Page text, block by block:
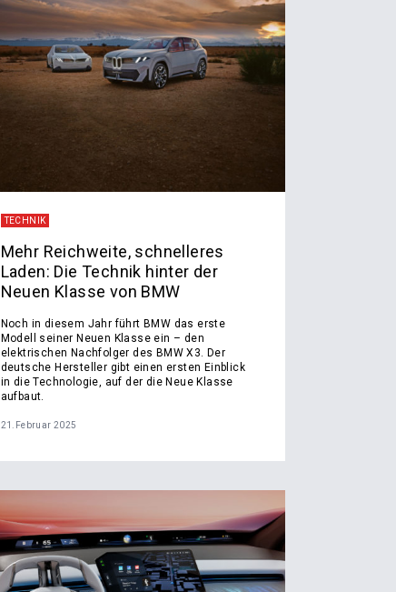
TECHNIK
Mehr Reichweite, schnelleres
Laden: Die Technik hinter der
Neuen Klasse von BMW
Noch in diesem Jahr führt BMW das erste
Modell seiner Neuen Klasse ein – den
elektrischen Nachfolger des BMW X3. Der
deutsche Hersteller gibt einen ersten Einblick
in die Technologie, auf der die Neue Klasse
aufbaut.
21.Februar 2025